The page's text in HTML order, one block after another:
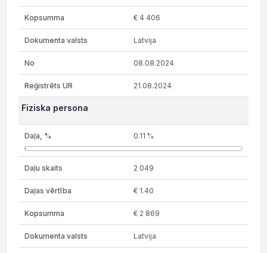
€ 4 406
Latvija
08.08.2024
21.08.2024
Fiziska persona
0.11 %
2 049
€ 1.40
€ 2 869
Latvija